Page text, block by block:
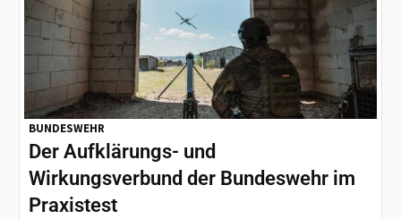
BUNDESWEHR
Der Aufklärungs- und
Wirkungsverbund der Bundeswehr im
Praxistest